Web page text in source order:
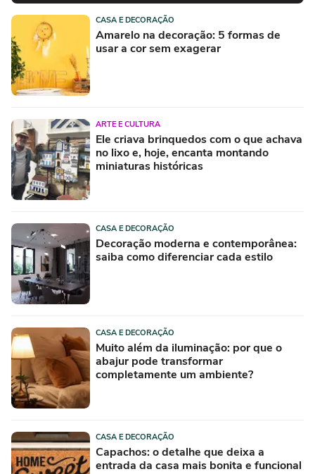
CASA E DECORAÇÃO
Amarelo na decoração: 5 formas de
usar a cor sem exagerar
ARTE E CULTURA
Ele criava brinquedos com o que achava
no lixo e, hoje, encanta montando
miniaturas históricas
CASA E DECORAÇÃO
Decoração moderna e contemporânea:
saiba como diferenciar cada estilo
CASA E DECORAÇÃO
Muito além da iluminação: por que o
abajur pode transformar
completamente um ambiente?
CASA E DECORAÇÃO
Capachos: o detalhe que deixa a
entrada da casa mais bonita e funcional